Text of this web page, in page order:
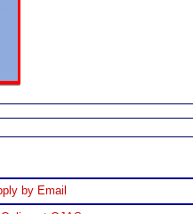
by Email